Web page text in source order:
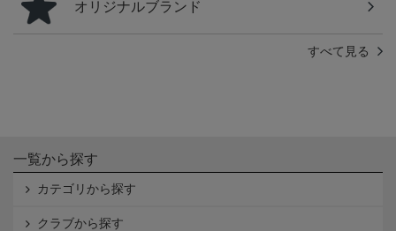
オリジナルブランド
すべて見る
一覧から探す
カテゴリから探す
クラブから探す